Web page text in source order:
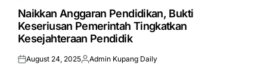
INNaikkan Anggaran Pendidikan, Bukti
Keseriusan Pemerintah Tingkatkan
Kesejahteraan Pendidik
Posted
August 24, 2025Posted
Admin Kupang Daily